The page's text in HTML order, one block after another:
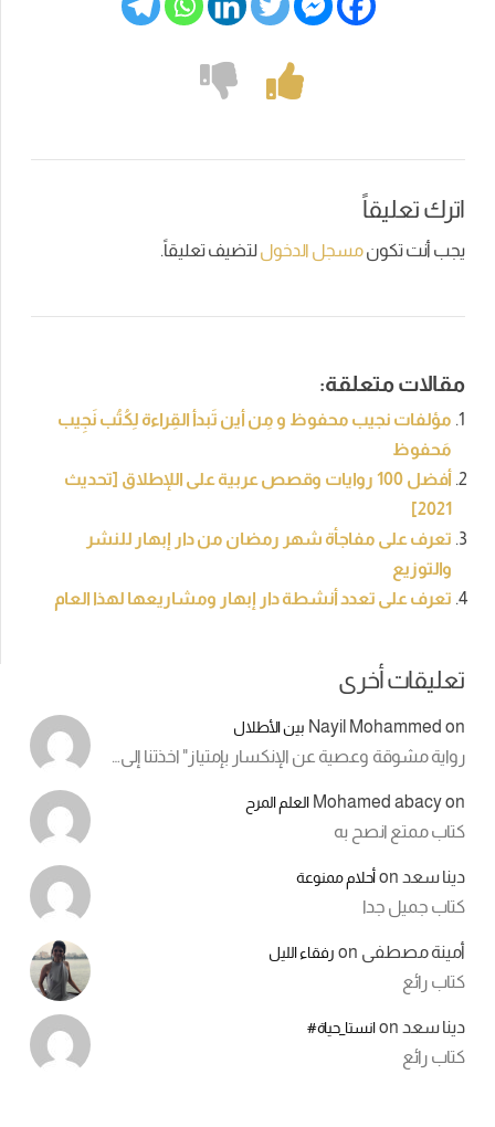
اترك تعليقاً
يجب أنت تكونمسجل الدخوللتضيف تعليقاً.
مقالات متعلقة:
مؤلفات نجيب محفوظ و مِن أين تَبدأ القِراءة لِكُتُب نَجِيب
مَحفوظ
أفضل 100 روايات وقصص عربية على اللإطلاق [تحديث
2021]
تعرف على مفاجأة شهر رمضان من دار إبهار للنشر
والتوزيع
تعرف على تعدد أنشطة دار إبهار ومشاريعها لهذا العام
تعليقات أخرى
Nayil Mohammed on بين الأطلال
رواية مشوقة وعصية عن الإنكسار بإمتياز" اخذتنا إلى…
Mohamed abacyon العلم المرح
كتاب ممتع انصح به
دينا سعد onأحلام ممنوعة
كتاب جميل جدا
أمينة مصطفى on رفقاء الليل
كتاب رائع
دينا سعد onانستا_حياة#
كتاب رائع